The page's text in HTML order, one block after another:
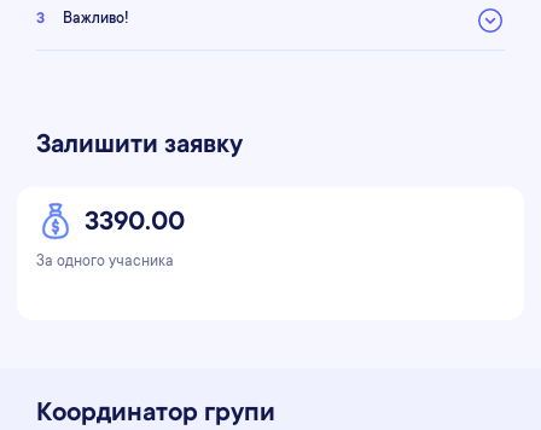
3 Важливо!
Залишити заявку
3390.00
За одного учасника
Координатор групи